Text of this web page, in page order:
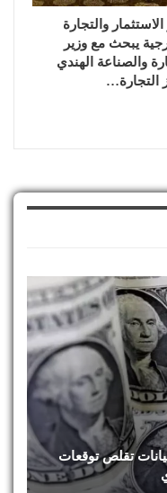
والتجارة
يبحث مع وزير
والصناعة الهندي
التجارة…
تقلص توقعات